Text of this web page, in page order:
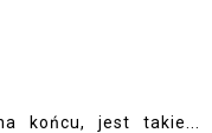
końcu, jest takie...